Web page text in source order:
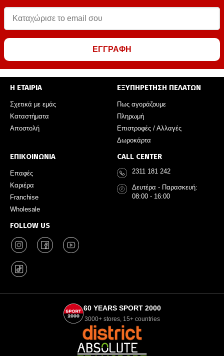
ΕΓΓΡΑΦΗ
Η ΕΤΑΙΡΙΑ
Σχετικά με εμάς
Καταστήματα
Αποστολή
ΕΞΥΠΗΡΕΤΗΣΗ ΠΕΛΑΤΩΝ
Πως αγοράζουμε
Πληρωμή
Επιστροφές / Αλλαγές
Δωροκάρτα
ΕΠΙΚΟΙΝΩΝΙΑ
Επαφές
Καριέρα
Franchise
Wholesale
FOLLOW US
CALL CENTER
2311 181 242
Δευτέρα - Παρασκευή:
08:00 - 16:00
60 YEARS SPORT 2000
3000+ stores, 15+ countries